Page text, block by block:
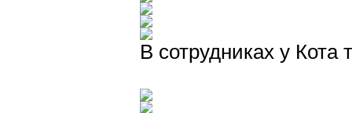
В сотрудниках у Кота